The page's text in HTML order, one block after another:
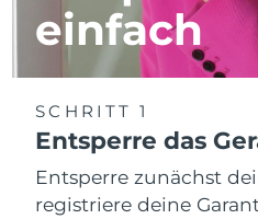
einfach
SCHRITT 1
Entsperre das
Entsperre zunächst
registriere deine